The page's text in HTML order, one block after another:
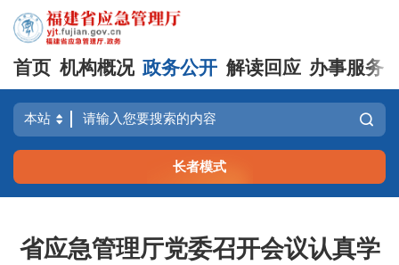
首页 机构概况 政务公开 解读回应 办事服务
长者模式
省应急管理厅党委召开会议认真学